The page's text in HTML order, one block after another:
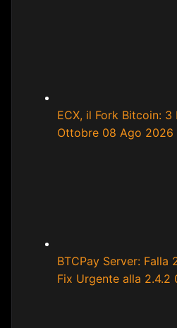
ECX, il Fork Bitcoin: 3
Ottobre 08 Ago 2026
BTCPay Server: Falla
Fix Urgente alla 2.4.2